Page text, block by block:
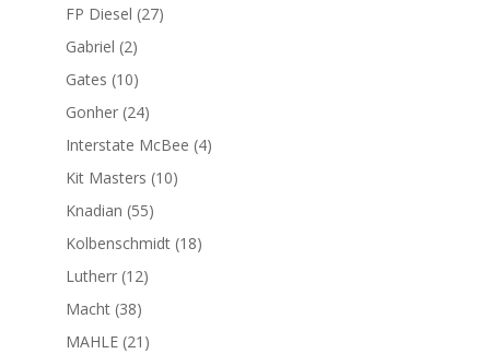
FP Diesel 2727
Gabriel 22
productos
Gates 1010
productos
Gonher 2424
productos
Interstate McBee 44
Kit Masters 1010
Knadian 5555
productos
Kolbenschmidt 1818
Lutherr 1212
Macht 3838
productos
MAHLE 21 21